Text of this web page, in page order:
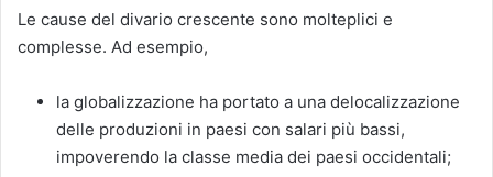
Le cause del divario crescente sono molteplici e
complesse. Ad esempio,
la globalizzazione ha portato a una delocalizzazione
delle produzioni in paesi con salari più bassi,
impoverendo la classe media dei paesi occidentali;